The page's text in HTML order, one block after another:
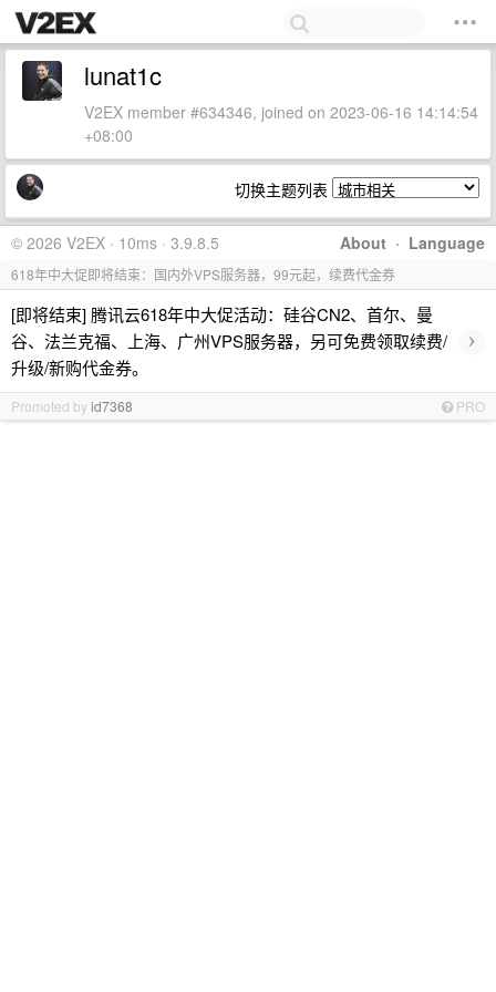
lunat1c
V2EX member #634346, joined on 2023-06-16 14:14:54
+08:00
切换主题列表
About · Language
© 2026 V2EX · 10ms · 3.9.8.5
618年中大促即将结束：国内外VPS服务器，99元起，续费代金券
[即将结束] 腾讯云618年中大促活动：硅谷CN2、首尔、曼
谷、法兰克福、上海、广州VPS服务器，另可免费领取续费/
升级/新购代金券。
›
Promoted byid7368 PRO